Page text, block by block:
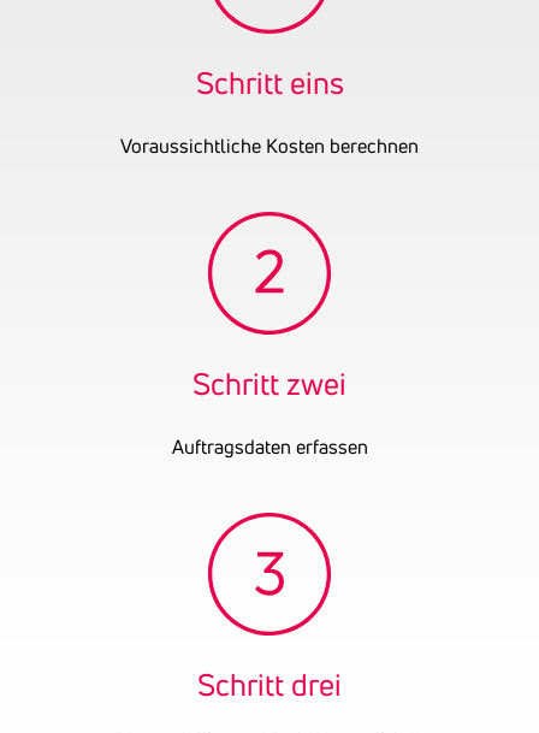
Schritt eins
Voraussichtliche Kosten berechnen
Schritt zwei
Auftragsdaten erfassen
Schritt drei